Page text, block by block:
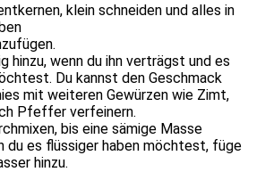
klein schneiden und alles in
hinzu, wenn du ihn verträgst und es
Du kannst den Geschmack
mit weiteren Gewürzen wie Zimt,
Pfeffer verfeinern.
bis eine sämige Masse
du es flüssiger haben möchtest, füge
hinzu.